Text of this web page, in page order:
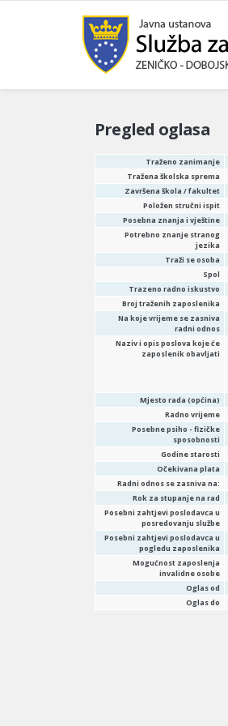
Pregled oglasa
Traženo zanimanje
Tražena školska sprema
Završena škola / fakultet
Položen stručni ispit
Posebna znanja i vještine
Potrebno znanje stranog
jezika
Traži se osoba
Spol
Trazeno radno iskustvo
Broj traženih zaposlenika
Na koje vrijeme se zasniva
radni odnos
Naziv i opis poslova koje će
zaposlenik obavljati
Mjesto rada (općina)
Radno vrijeme
Posebne psiho - fizičke
sposobnosti
Godine starosti
Očekivana plata
Radni odnos se zasniva na:
Rok za stupanje na rad
Posebni zahtjevi poslodavca u
posredovanju službe
Posebni zahtjevi poslodavca u
pogledu zaposlenika
Mogućnost zaposlenja
invalidne osobe
Oglas od
Oglas do